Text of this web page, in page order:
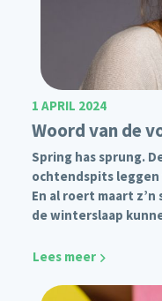
1 APRIL 2024
Woord van de
Spring has sprung.
ochtendspits
En al roert maart
de winterslaap
Lees meer